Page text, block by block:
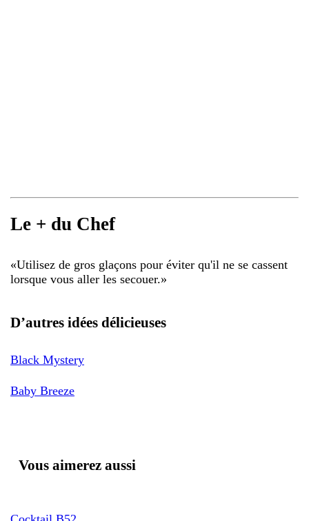
Le + du Chef
«Utilisez de gros glaçons pour éviter qu'il ne se cassent
lorsque vous aller les secouer.»
D’autres idées délicieuses
Black Mystery
Baby Breeze
Vous aimerez aussi